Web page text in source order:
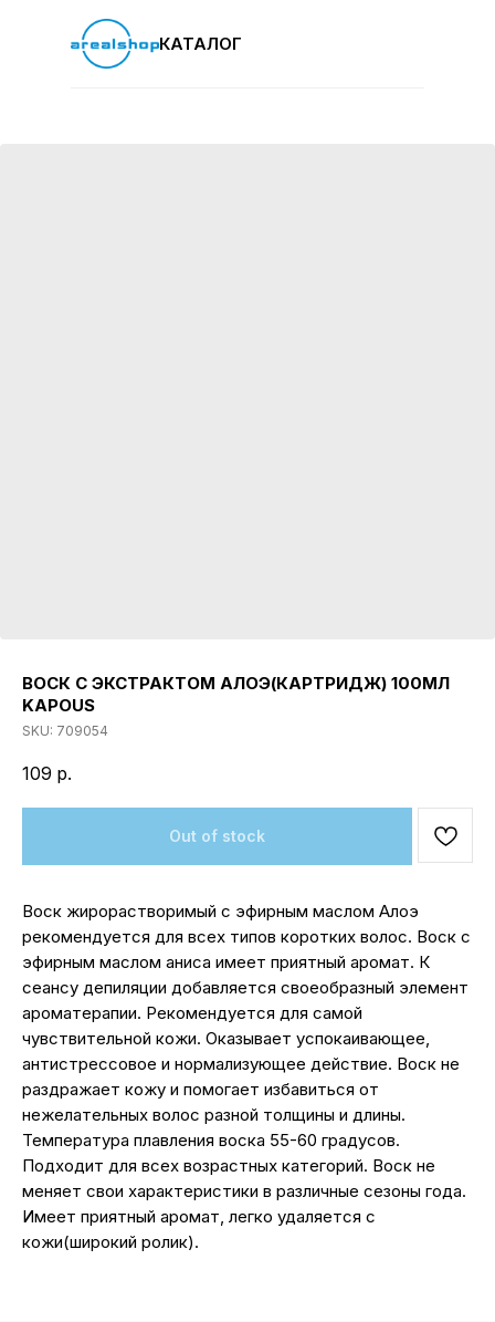
КАТАЛОГ
ВОСК С ЭКСТРАКТОМ АЛОЭ(КАРТРИДЖ) 100МЛ
KAPOUS
SKU: 709054
109 р.
Out of stock
Воск жирорастворимый с эфирным маслом Алоэ
рекомендуется для всех типов коротких волос. Воск с
эфирным маслом аниса имеет приятный аромат. К
сеансу депиляции добавляется своеобразный элемент
ароматерапии. Рекомендуется для самой
чувствительной кожи. Оказывает успокаивающее,
антистрессовое и нормализующее действие. Воск не
раздражает кожу и помогает избавиться от
нежелательных волос разной толщины и длины.
Температура плавления воска 55-60 градусов.
Подходит для всех возрастных категорий. Воск не
меняет свои характеристики в различные сезоны года.
Имеет приятный аромат, легко удаляется с
кожи(широкий ролик).